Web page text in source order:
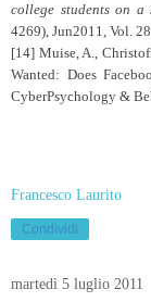
college students on
4269), Jun2011, Vol.
[14] Muise, A.,
Wanted: Does
CyberPsychology &
Francesco Laurito
Condividi
martedì 5 luglio 2011